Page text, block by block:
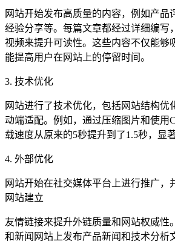
网站开始发布高质量的内容，例如产品
经验分享等。每篇文章都经过详细编写
视频来提升可读性。这些内容不仅能够
能提高用户在网站上的停留时间。
3. 技术优化
网站进行了技术优化，包括网站结构优
动端适配。例如，通过压缩图片和使用
载速度从原来的5秒提升到了1.5秒，显
4. 外部优化
网站开始在社交媒体平台上进行推广，
网站建立
友情链接来提升外链质量和网站权威性
和新闻网站上发布产品新闻和技术分析